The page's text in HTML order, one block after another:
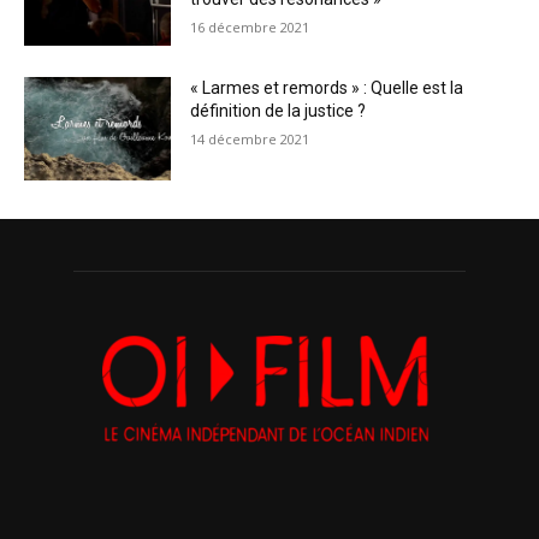
16 décembre 2021
« Larmes et remords » : Quelle est la
définition de la justice ?
14 décembre 2021